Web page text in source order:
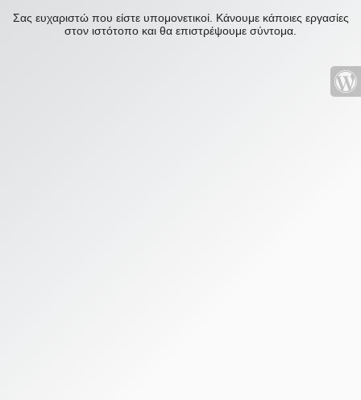
Σας ευχαριστώ που είστε υπομονετικοί. Κάνουμε κάποιες εργασίες
στον ιστότοπο και θα επιστρέψουμε σύντομα.